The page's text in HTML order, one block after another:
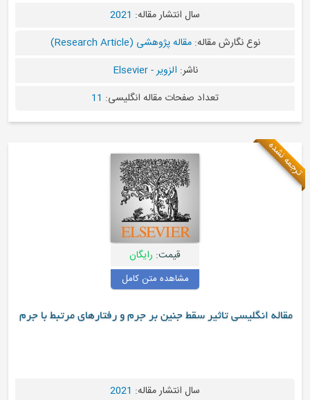
سال انتشار مقاله:2021
نوع نگارش مقاله:مقاله پژوهشی (Research Article)
ناشر:الزویر - Elsevier
تعداد صفحات مقاله انگلیسی:11
نشده
قیمت:رایگان
مشاهده متن کامل
مقاله انگلیسی تاثیر سقط جنین بر جرم و رفتارهای مرتبط با جرم
سال انتشار مقاله:2021